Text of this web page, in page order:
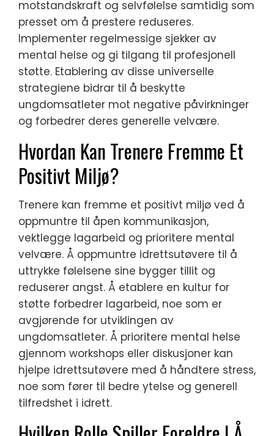
motstandskraft og selvfølelse samtidig som
presset om å prestere reduseres.
Implementer regelmessige sjekker av
mental helse og gi tilgang til profesjonell
støtte. Etablering av disse universelle
strategiene bidrar til å beskytte
ungdomsatleter mot negative påvirkninger
og forbedrer deres generelle velvære.
Hvordan Kan Trenere Fremme Et
Positivt Miljø?
Trenere kan fremme et positivt miljø ved å
oppmuntre til åpen kommunikasjon,
vektlegge lagarbeid og prioritere mental
velvære. Å oppmuntre idrettsutøvere til å
uttrykke følelsene sine bygger tillit og
reduserer angst. Å etablere en kultur for
støtte forbedrer lagarbeid, noe som er
avgjørende for utviklingen av
ungdomsatleter. Å prioritere mental helse
gjennom workshops eller diskusjoner kan
hjelpe idrettsutøvere med å håndtere stress,
noe som fører til bedre ytelse og generell
tilfredshet i idrett.